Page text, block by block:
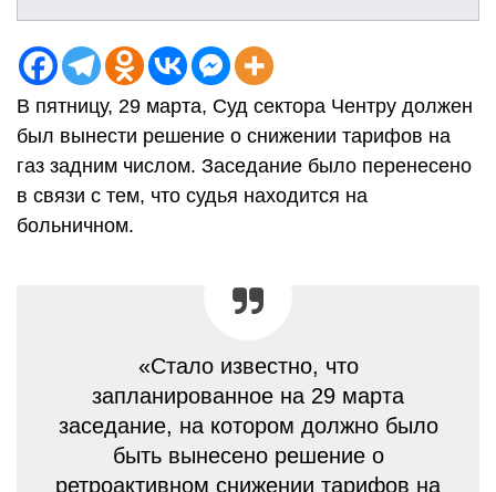
В пятницу, 29 марта, Суд сектора Чентру должен
был вынести решение о снижении тарифов на
газ задним числом. Заседание было перенесено
в связи с тем, что судья находится на
больничном.
«Стало известно, что
запланированное на 29 марта
заседание, на котором должно было
быть вынесено решение о
ретроактивном снижении тарифов на